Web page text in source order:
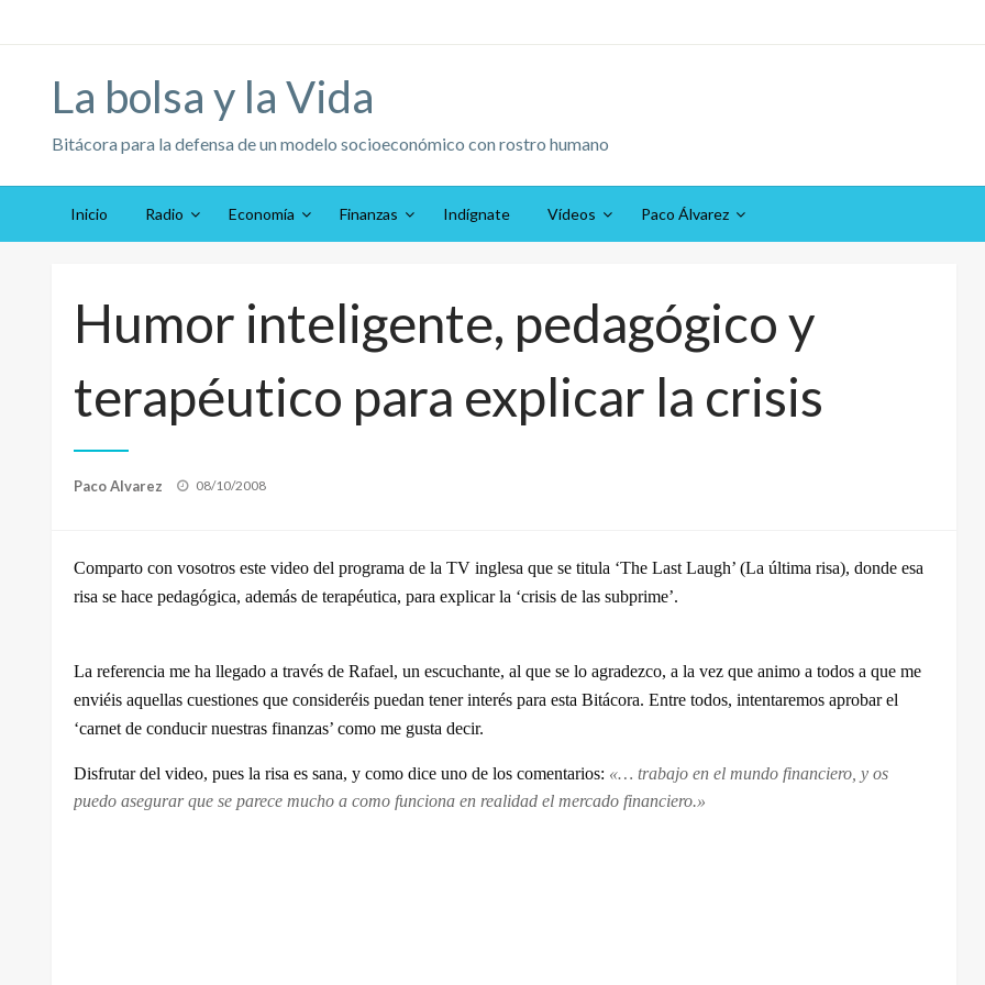
al
La bolsa y la Vida
Bitácora para la defensa de un modelo socioeconómico con rostro humano
Inicio Radio Economía Finanzas Indígnate Vídeos Paco Álvarez
Humor inteligente, pedagógico y
terapéutico para explicar la crisis
Paco Alvarez
Publicado
08/10/2008
Comparto con vosotros este video del programa de la TV inglesa que se titula ‘The Last Laugh’ (La última risa), donde esa
risa se hace pedagógica, además de terapéutica, para explicar la ‘crisis de las subprime’.
La referencia me ha llegado a través de Rafael, un escuchante, al que se lo agradezco, a la vez que animo a todos a que me
enviéis aquellas cuestiones que consideréis puedan tener interés para esta Bitácora. Entre todos, intentaremos aprobar el
‘carnet de conducir nuestras finanzas’ como me gusta decir.
Disfrutar del video, pues la risa es sana, y como dice uno de los comentarios: «… trabajo en el mundo financiero, y os
puedo asegurar que se parece mucho a como funciona en realidad el mercado financiero.»